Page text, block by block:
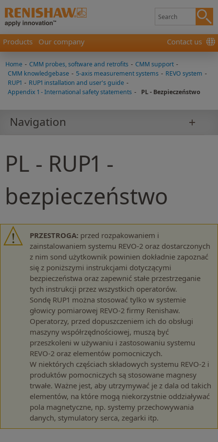
Products Our company Contact us
Home - CMM probes, software and retrofits - CMM support -
CMM knowledgebase - 5-axis measurement systems - REVO system -
RUP1 - RUP1 installation and user's guide -
Appendix 1 - International safety statements - PL - Bezpieczeństwo
Navigation
PL - RUP1 -
bezpieczeństwo
PRZESTROGA: przed rozpakowaniem i
zainstalowaniem systemu REVO-2 oraz dostarczonych
z nim sond użytkownik powinien dokładnie zapoznać
się z poniższymi instrukcjami dotyczącymi
bezpieczeństwa oraz zapewnić stałe przestrzeganie
tych instrukcji przez wszystkich operatorów.
Sondę RUP1 można stosować tylko w systemie
głowicy pomiarowej REVO-2 firmy Renishaw.
Operatorzy, przed dopuszczeniem ich do obsługi
maszyny współrzędnościowej, muszą być
przeszkoleni w używaniu i zastosowaniu systemu
REVO-2 oraz elementów pomocniczych.
W niektórych częściach składowych systemu REVO-2 i
produktów pomocniczych są stosowane magnesy
trwałe. Ważne jest, aby utrzymywać je z dala od takich
elementów, na które mogą niekorzystnie oddziaływać
pola magnetyczne, np. systemy przechowywania
danych, stymulatory serca, zegarki itp.